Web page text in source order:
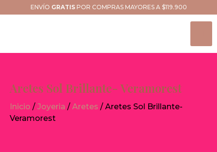
ENVÍO GRATISPOR COMPRAS MAYORES A $119.900
Aretes Sol Brillante- Veramorest
Inicio / Joyeria / Aretes / Aretes Sol Brillante-
Veramorest